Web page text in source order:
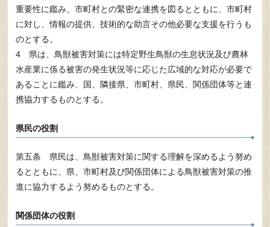
重要性に鑑み、市町村との緊密な連携を図るとともに、市町村
に対し、情報の提供、技術的な助言その他必要な支援を行うも
のとする。
4 県は、鳥獣被害対策には特定野生鳥獣の生息状況及び農林
水産業に係る被害の発生状況等に応じた広域的な対応が必要で
あることに鑑み、国、隣接県、市町村、県民、関係団体等と連
携協力するものとする。
県民の役割
第五条 県民は、鳥獣被害対策に関する理解を深めるよう努め
るとともに、県、市町村及び関係団体による鳥獣被害対策の推
進に協力するよう努めるものとする。
関係団体の役割